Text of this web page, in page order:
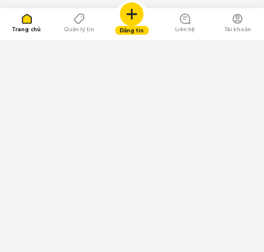
Trang chủ Quản lý tin Đăng tin Liên hệ Tài khoản